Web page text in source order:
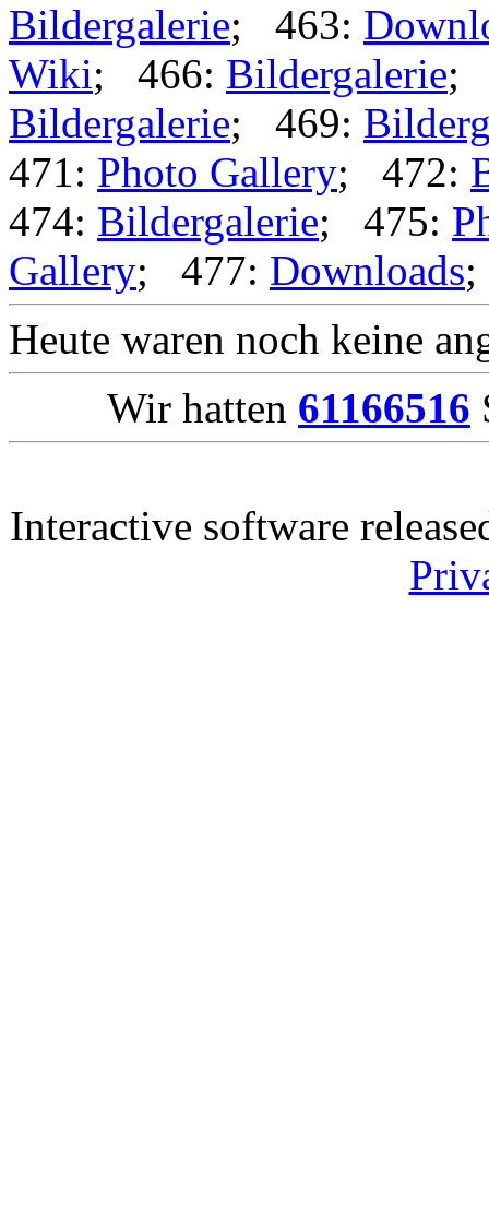
Bildergalerie; 463:
Wiki; 466: Bildergalerie;
Bildergalerie; 469:
471: Photo Gallery; 472:
474: Bildergalerie; 475:
Gallery; 477: Downloads
Heute waren noch keine
Wir hatten 61166516
Interactive software